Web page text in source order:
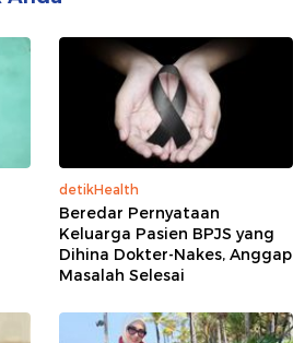
detikHealth
Beredar Pernyataan
Keluarga Pasien BPJS yang
Dihina Dokter-Nakes, Anggap
Masalah Selesai